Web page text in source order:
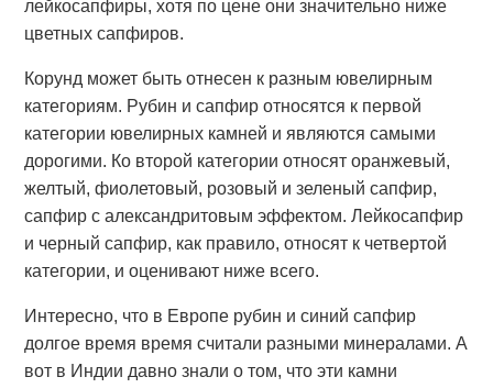
лейкосапфиры, хотя по цене они значительно ниже
цветных сапфиров.
Корунд может быть отнесен к разным ювелирным
категориям. Рубин и сапфир относятся к первой
категории ювелирных камней и являются самыми
дорогими. Ко второй категории относят оранжевый,
желтый, фиолетовый, розовый и зеленый сапфир,
сапфир с александритовым эффектом. Лейкосапфир
и черный сапфир, как правило, относят к четвертой
категории, и оценивают ниже всего.
Интересно, что в Европе рубин и синий сапфир
долгое время время считали разными минералами. А
вот в Индии давно знали о том, что эти камни